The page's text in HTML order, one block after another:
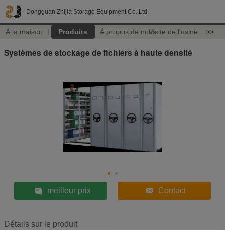
Dongguan Zhijia Storage Equipment Co.,Ltd.
À la maison Produits À propos de nousVisite de l'usine >>
Systèmes de stockage de fichiers à haute densité
meilleur prix Contact
Détails sur le produit